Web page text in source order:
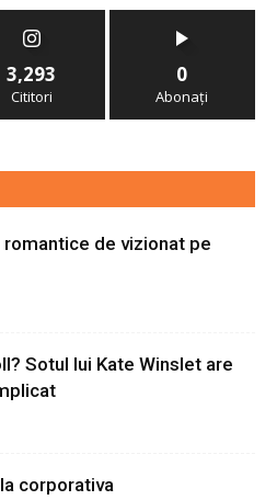
3,293
Cititori
0
Abonați
de vizionat pe
Sotul lui Kate Winslet are
corporativa